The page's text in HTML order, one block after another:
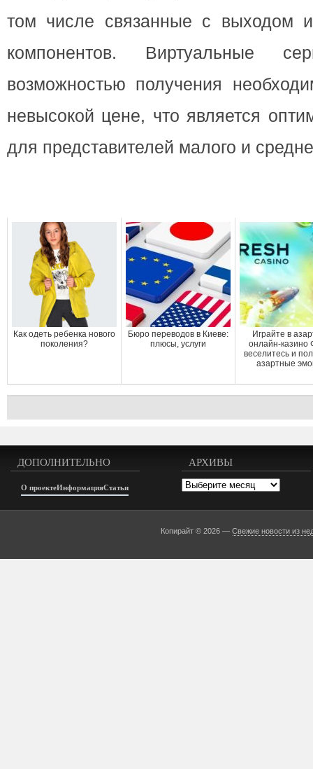
том числе связанные с выходом
компонентов. Виртуальные
возможностью получения
невысокой цене, что является
для представителей малого и
Как одеть ребенка нового
поколения?
Бюро переводов в Киеве:
плюсы, услуги
Играйте в
онлайн-казино
веселитесь и
азартные
ДОПОЛНИТЕЛЬНО
О проектеИнформацияСтатьи
АРХИВЫ
Архивы
Копирайт © 2026 —Свежие новости из